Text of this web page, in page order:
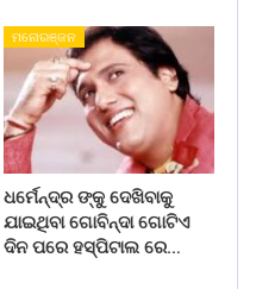
ମନୋରଞ୍ଜନ
ଧର୍ମେନ୍ଦ୍ର ଙ୍କୁ ଦେଖିବାକୁ
ଯାଇଥିବା ଗୋବିନ୍ଦା ଗୋଟିଏ
ଦିନ ପରେ ହସ୍ପିଟାଲ ରେ…